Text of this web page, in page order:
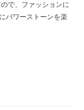
で、ファッションに
パワーストーンを楽